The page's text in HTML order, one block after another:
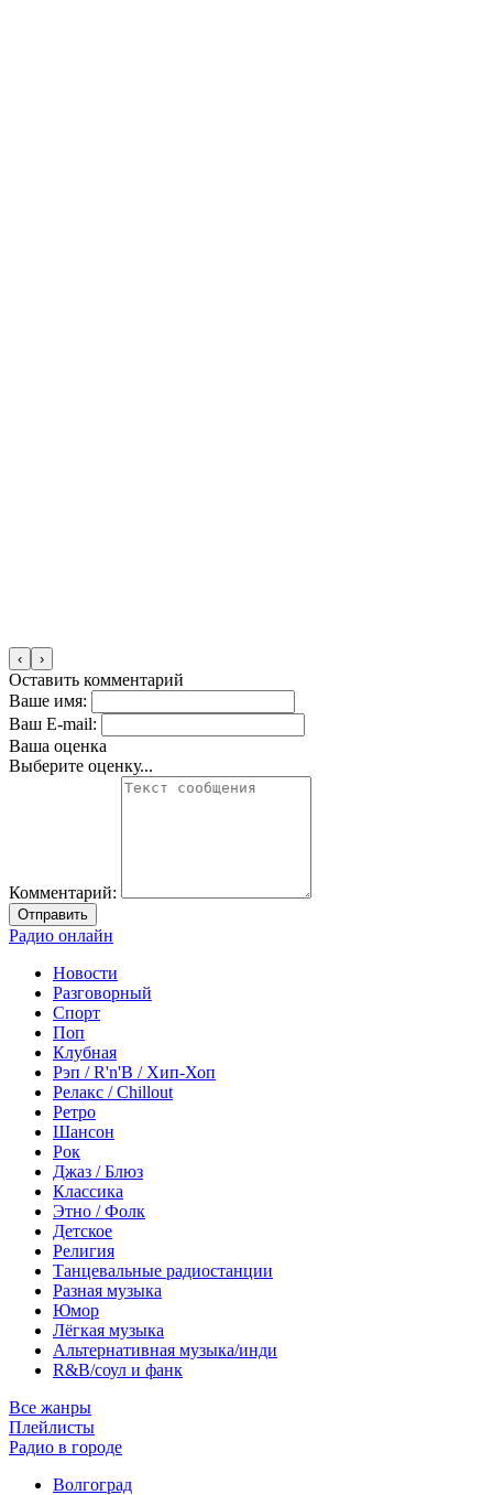
‹ ›
Оставить комментарий
Ваше имя:
Ваш E-mail:
Ваша оценка
Выберите оценку...
Комментарий:
Отправить
Радио онлайн
Новости
Разговорный
Спорт
Поп
Клубная
Рэп / R'n'B / Хип-Хоп
Релакс / Chillout
Ретро
Шансон
Рок
Джаз / Блюз
Классика
Этно / Фолк
Детское
Религия
Танцевальные радиостанции
Разная музыка
Юмор
Лёгкая музыка
Альтернативная музыка/инди
R&B/cоул и фанк
Все жанры
Плейлисты
Радио в городе
Волгоград